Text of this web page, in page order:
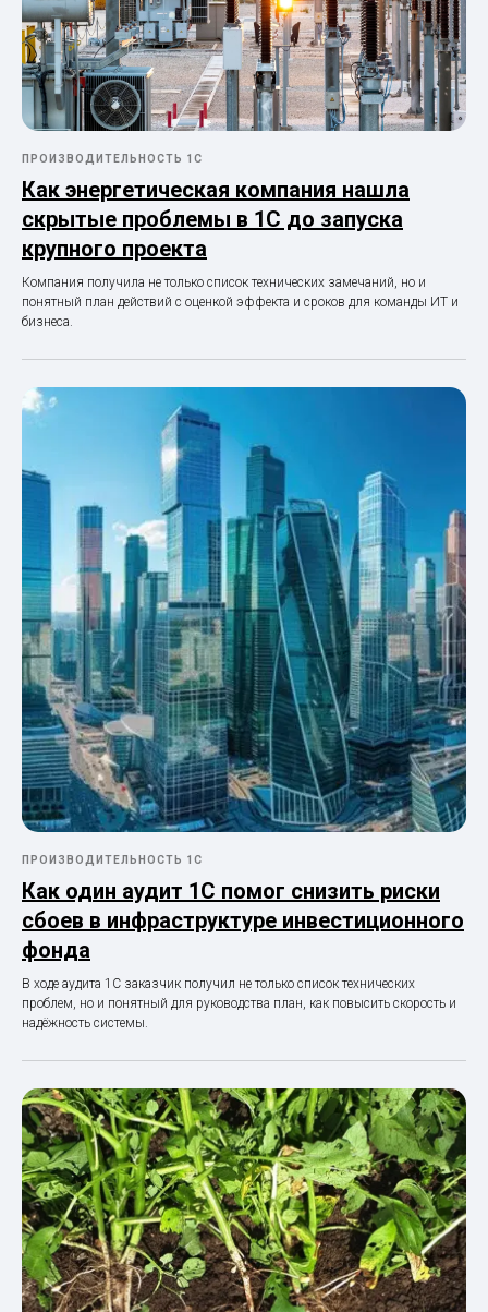
ПРОИЗВОДИТЕЛЬНОСТЬ 1С
Как энергетическая компания нашла
скрытые проблемы в 1С до запуска
крупного проекта
Компания получила не только список технических замечаний, но и
понятный план действий с оценкой эффекта и сроков для команды ИТ и
бизнеса.
ПРОИЗВОДИТЕЛЬНОСТЬ 1С
Как один аудит 1С помог снизить риски
сбоев в инфраструктуре инвестиционного
фонда
В ходе аудита 1С заказчик получил не только список технических
проблем, но и понятный для руководства план, как повысить скорость и
надёжность системы.